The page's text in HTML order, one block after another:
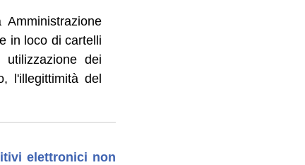
in loco di cartelli
dei
l'illegittimità del
elettronici non